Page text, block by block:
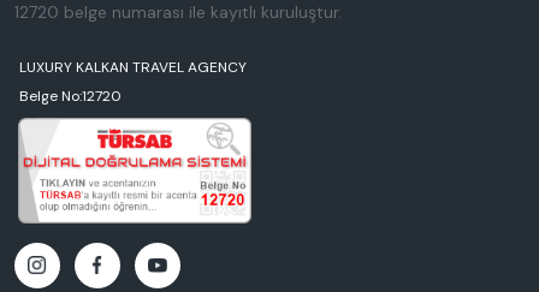
12720 belge numarası ile kayıtlı kuruluştur.
LUXURY KALKAN TRAVEL AGENCY
Belge No:12720